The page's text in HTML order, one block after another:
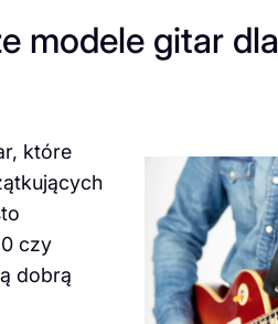
modele gitar dla
które
czy
dobrą